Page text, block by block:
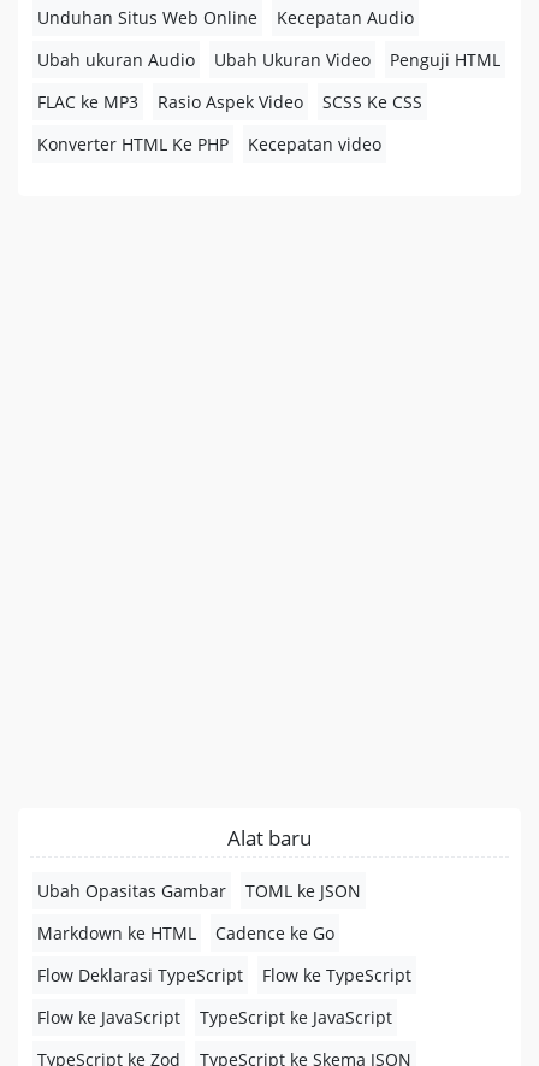
Unduhan Situs Web Online
Kecepatan Audio
Ubah ukuran Audio
Ubah Ukuran Video
Penguji HTML
FLAC ke MP3
Rasio Aspek Video
SCSS Ke CSS
Konverter HTML Ke PHP
Kecepatan video
Alat baru
Ubah Opasitas Gambar
TOML ke JSON
Markdown ke HTML
Cadence ke Go
Flow Deklarasi TypeScript
Flow ke TypeScript
Flow ke JavaScript
TypeScript ke JavaScript
TypeScript ke Zod
TypeScript ke Skema JSON